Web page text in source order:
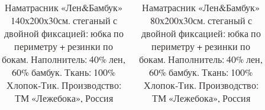
Наматрасник «Лен&Бамбук»
140х200х30см. стеганый с
двойной фиксацией: юбка по
периметру + резинки по
бокам. Наполнитель: 40% лен,
60% бамбук. Ткань: 100%
Хлопок-Тик. Производство:
ТМ «Лежебока», Россия
Наматрасник «Лен&Бамбук»
80х200х30см. стеганый с
двойной фиксацией: юбка по
периметру + резинки по
бокам. Наполнитель: 40% лен,
60% бамбук. Ткань: 100%
Хлопок-Тик. Производство:
ТМ «Лежебока», Россия